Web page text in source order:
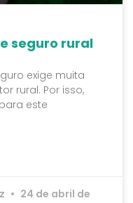
seguro rural
exige muita
rural. Por isso,
este
24 de abril de